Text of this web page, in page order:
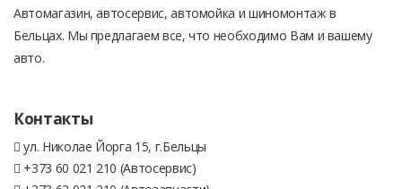
Автомагазин, автосервис, автомойка и шиномонтаж в
Бельцах. Мы предлагаем все, что необходимо Вам и вашему
авто.
Контакты
ул. Николае Йорга 15, г.Бельцы
+373 60 021 210 (Автосервис)